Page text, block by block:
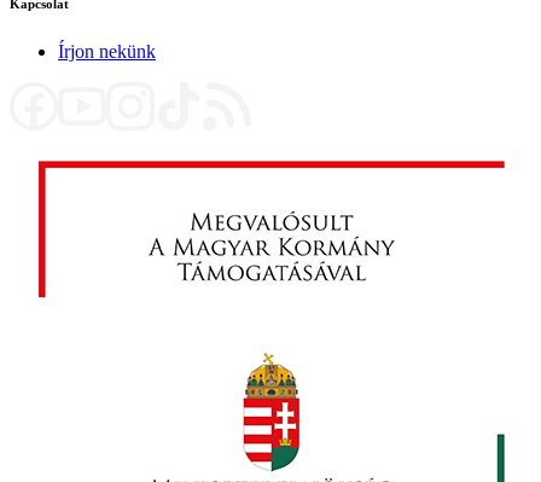
Kapcsolat
Írjon nekünk